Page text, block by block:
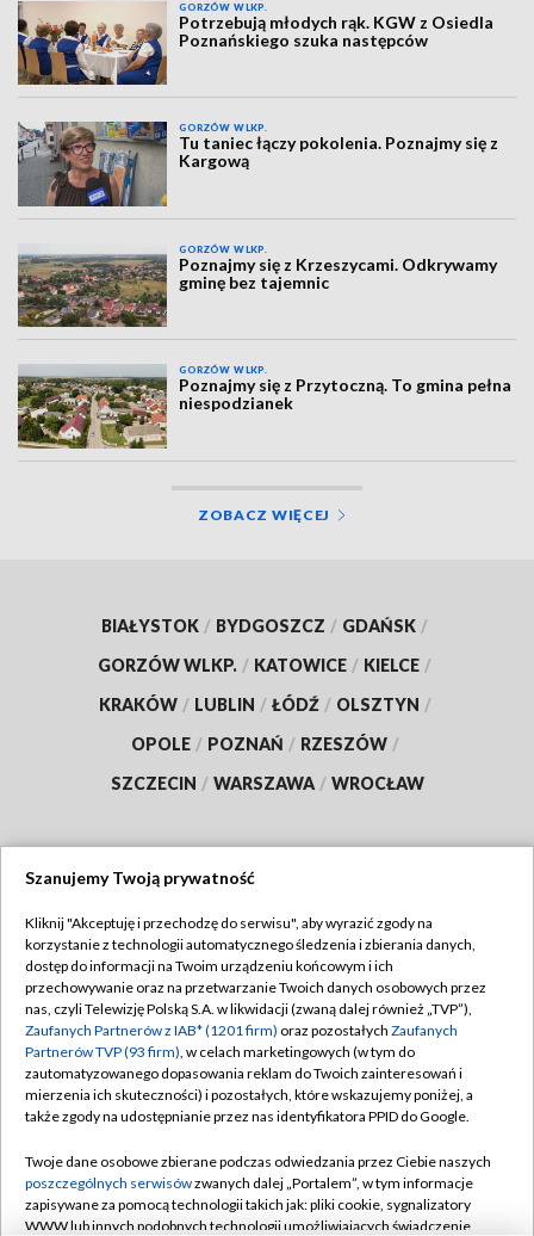
GORZÓW WLKP.
Potrzebują młodych rąk. KGW z Osiedla
Poznańskiego szuka następców
GORZÓW WLKP.
Tu taniec łączy pokolenia. Poznajmy się z
Kargową
GORZÓW WLKP.
Poznajmy się z Krzeszycami. Odkrywamy
gminę bez tajemnic
GORZÓW WLKP.
Poznajmy się z Przytoczną. To gmina pełna
niespodzianek
ZOBACZ WIĘCEJ
BIAŁYSTOK / BYDGOSZCZ / GDAŃSK /
GORZÓW WLKP. / KATOWICE / KIELCE /
KRAKÓW / LUBLIN / ŁÓDŹ / OLSZTYN /
OPOLE / POZNAŃ / RZESZÓW /
SZCZECIN / WARSZAWA / WROCŁAW
TVP
Abonament TVP
Emisja w TVP
Centrum informacji TVP
Naziemna Telewizja Cyfrowa
Rada Programowa
System NOS
Regulamin TVP
Polityka prywatności
Moje zgody
Pomoc
Kontakt
Szanujemy Twoją prywatność
Kliknij "Akceptuję i przechodzę do serwisu", aby wyrazić zgody na
korzystanie z technologii automatycznego śledzenia i zbierania danych,
dostęp do informacji na Twoim urządzeniu końcowym i ich
przechowywanie oraz na przetwarzanie Twoich danych osobowych przez
nas, czyli Telewizję Polską S.A. w likwidacji (zwaną dalej również „TVP”),
Zaufanych Partnerów z IAB* (1201 firm) oraz pozostałych Zaufanych
Partnerów TVP (93 firm), w celach marketingowych (w tym do
zautomatyzowanego dopasowania reklam do Twoich zainteresowań i
mierzenia ich skuteczności) i pozostałych, które wskazujemy poniżej, a
także zgody na udostępnianie przez nas identyfikatora PPID do Google.
Twoje dane osobowe zbierane podczas odwiedzania przez Ciebie naszych
poszczególnych serwisówzwanych dalej „Portalem”, w tym informacje
zapisywane za pomocą technologii takich jak: pliki cookie, sygnalizatory
WWW lub innych podobnych technologii umożliwiających świadczenie